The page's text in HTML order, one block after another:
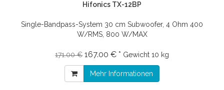
Hifonics TX-12BP
Single-Bandpass-System 30 cm Subwoofer, 4 Ohm 400
W/RMS, 800 W/MAX
171.00 € 167.00 € * Gewicht 10 kg
Mehr Informationen